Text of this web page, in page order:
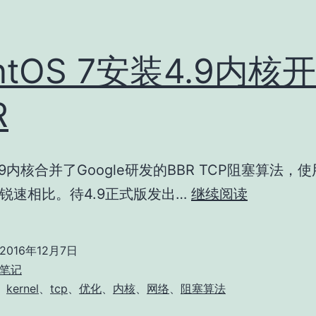
7安装4.9内核
内核合并了Google研发的BBR TCP阻塞算法，使
速相比。待4.9正式版发出… 继续阅读
2016年12月7日
记
kernel、 tcp、 优化、 内核、 网络、 阻塞算法